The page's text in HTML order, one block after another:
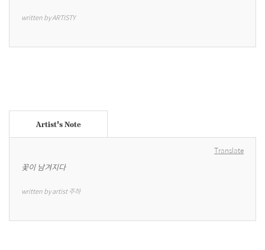
written by ARTISTY
Artist's Note
Translate
꽃이 남겨지다
written by artist 주하